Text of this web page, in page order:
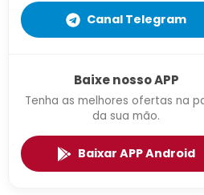
Canal Telegram
Baixe nosso APP
Tenha as melhores ofertas na
da sua mão.
Baixar APP Android